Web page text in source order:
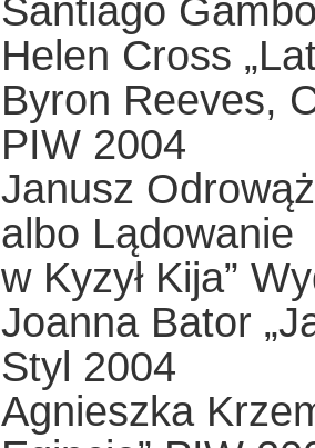
Santiago
Helen Cross
Byron Reeves,
PIW 2004
Janusz
albo Lądowanie
w Kyzył Kija”
Joanna Bator
Styl 2004
Agnieszka